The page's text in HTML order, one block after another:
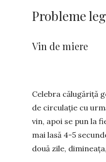
Probleme
Vin de miere
Celebra călugăriță
de circulație cu
vin, apoi se pun la
mai lasă 4-5
două zile,